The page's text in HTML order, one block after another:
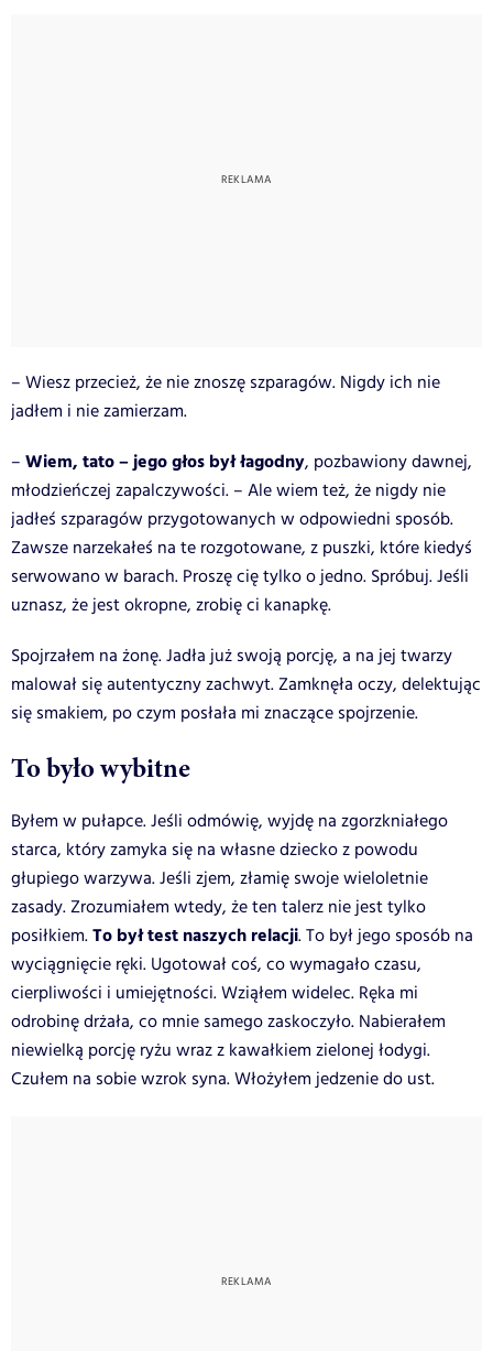
– Wiesz przecież, że nie znoszę szparagów. Nigdy ich nie
jadłem i nie zamierzam.
– Wiem, tato – jego głos był łagodny, pozbawiony dawnej,
młodzieńczej zapalczywości. – Ale wiem też, że nigdy nie
jadłeś szparagów przygotowanych w odpowiedni sposób.
Zawsze narzekałeś na te rozgotowane, z puszki, które kiedyś
serwowano w barach. Proszę cię tylko o jedno. Spróbuj. Jeśli
uznasz, że jest okropne, zrobię ci kanapkę.
Spojrzałem na żonę. Jadła już swoją porcję, a na jej twarzy
malował się autentyczny zachwyt. Zamknęła oczy, delektując
się smakiem, po czym posłała mi znaczące spojrzenie.
To było wybitne
Byłem w pułapce. Jeśli odmówię, wyjdę na zgorzkniałego
starca, który zamyka się na własne dziecko z powodu
głupiego warzywa. Jeśli zjem, złamię swoje wieloletnie
zasady. Zrozumiałem wtedy, że ten talerz nie jest tylko
posiłkiem.To był test naszych relacji. To był jego sposób na
wyciągnięcie ręki. Ugotował coś, co wymagało czasu,
cierpliwości i umiejętności. Wziąłem widelec. Ręka mi
odrobinę drżała, co mnie samego zaskoczyło. Nabierałem
niewielką porcję ryżu wraz z kawałkiem zielonej łodygi.
Czułem na sobie wzrok syna. Włożyłem jedzenie do ust.